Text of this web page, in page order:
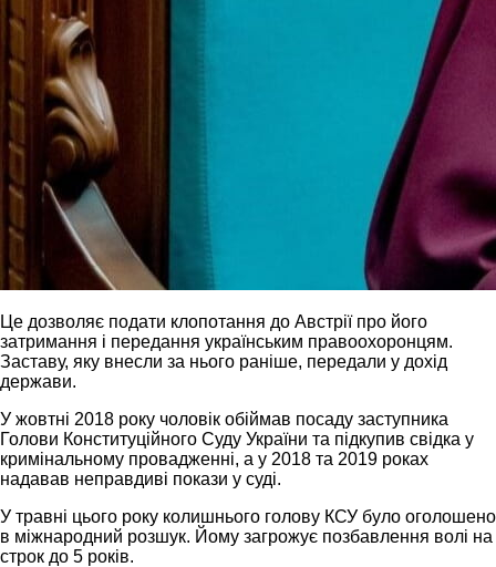
Це дозволяє подати клопотання до Австрії про його
затримання і передання українським правоохоронцям.
Заставу, яку внесли за нього раніше, передали у дохід
держави.
У жовтні 2018 року чоловік обіймав посаду заступника
Голови Конституційного Суду України та підкупив свідка у
кримінальному провадженні, а у 2018 та 2019 роках
надавав неправдиві покази у суді.
У травні цього року колишнього голову КСУ було оголошено
в міжнародний розшук. Йому загрожує позбавлення волі на
строк до 5 років.